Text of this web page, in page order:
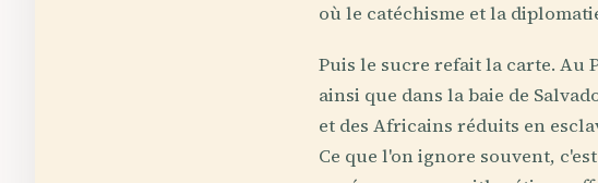
où le catéchisme et la
Puis le sucre refait la carte. Au
ainsi que dans la baie de
et des Africains réduits en
Ce que l'on ignore souvent,